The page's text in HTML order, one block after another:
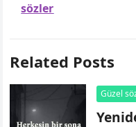
sözler
Related Posts
Güzel